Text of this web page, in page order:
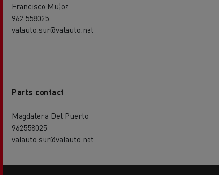
Francisco Mu¦oz
962 558025
valauto.sur@valauto.net
Parts contact
Magdalena Del Puerto
962558025
valauto.sur@valauto.net